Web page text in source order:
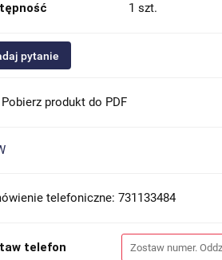
1 szt.
pytanie
Pobierz produkt do PDF
telefoniczne: 731133484
telefon